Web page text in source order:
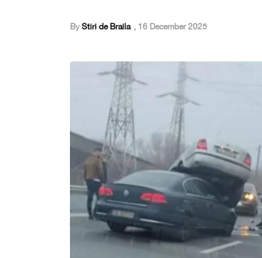
By Stiri de Braila , 16 December 2025